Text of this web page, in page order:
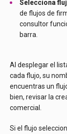
Selecciona
de flujos de
consultor
barra.
Al desplegar el
cada flujo, su
encuentras un
bien, revisar la
comercial.
Si el flujo